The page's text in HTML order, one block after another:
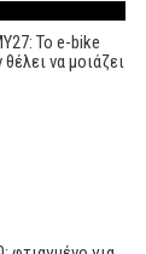
Το e-bike
να μοιάζει